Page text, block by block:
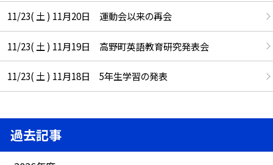
11/23( 土 ) 11月20日 運動会以来の再会
11/23( 土 ) 11月19日 高野町英語教育研究発表会
11/23( 土 ) 11月18日 5年生学習の発表
過去記事